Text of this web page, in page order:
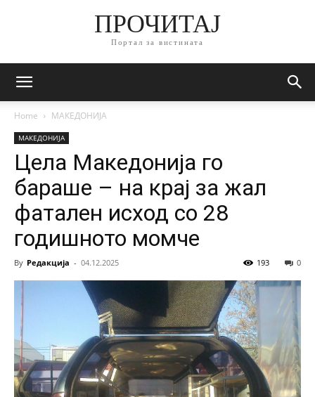
ПРОЧИТАЈ
Портал за вистината
Home МАКЕДОНИЈА
МАКЕДОНИЈА
Цела Македонија го
бараше – на крај за жал
фатален исход со 28
годишното момче
By Редакција - 04.12.2025 0
193